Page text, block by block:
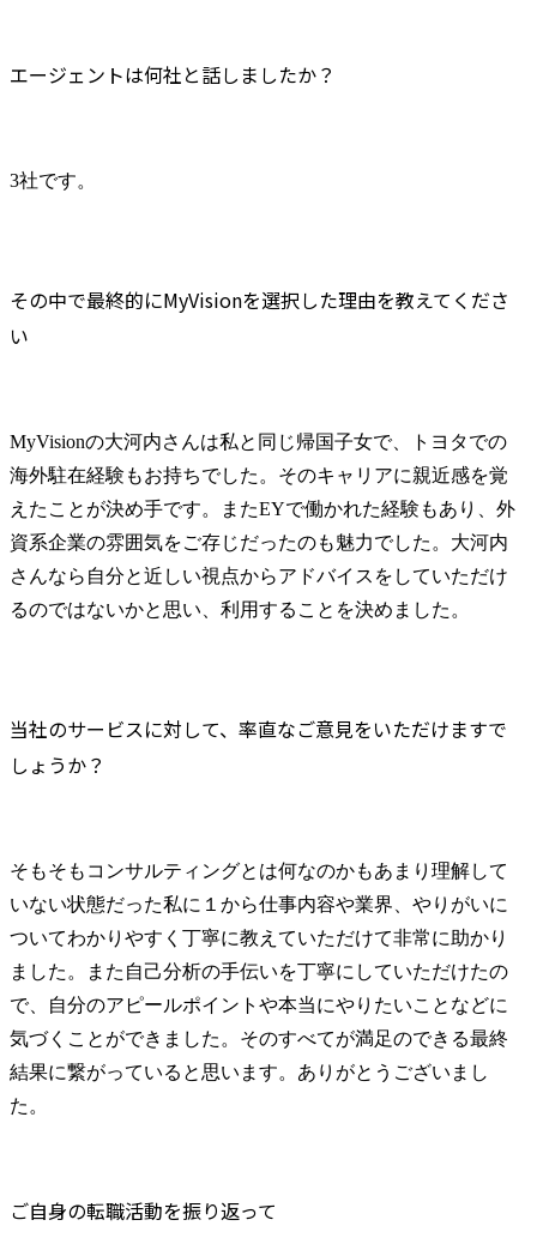
エージェントは何社と話しましたか？
3社です。
その中で最終的にMyVisionを選択した理由を教えてくださ
い
MyVisionの大河内さんは私と同じ帰国子女で、トヨタでの
海外駐在経験もお持ちでした。そのキャリアに親近感を覚
えたことが決め手です。またEYで働かれた経験もあり、外
資系企業の雰囲気をご存じだったのも魅力でした。大河内
さんなら自分と近しい視点からアドバイスをしていただけ
るのではないかと思い、利用することを決めました。
当社のサービスに対して、率直なご意見をいただけますで
しょうか？
そもそもコンサルティングとは何なのかもあまり理解して
いない状態だった私に１から仕事内容や業界、やりがいに
ついてわかりやすく丁寧に教えていただけて非常に助かり
ました。また自己分析の手伝いを丁寧にしていただけたの
で、自分のアピールポイントや本当にやりたいことなどに
気づくことができました。そのすべてが満足のできる最終
結果に繋がっていると思います。ありがとうございまし
た。
ご自身の転職活動を振り返って